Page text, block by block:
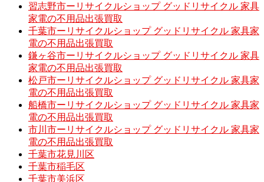
習志野市ーリサイクルショップ グッドリサイクル 家具
家電の不用品出張買取
千葉市ーリサイクルショップ グッドリサイクル 家具家
電の不用品出張買取
鎌ヶ谷市ーリサイクルショップ グッドリサイクル 家具
家電の不用品出張買取
松戸市ーリサイクルショップ グッドリサイクル 家具家
電の不用品出張買取
船橋市ーリサイクルショップ グッドリサイクル 家具家
電の不用品出張買取
市川市ーリサイクルショップ グッドリサイクル 家具家
電の不用品出張買取
千葉市花見川区
千葉市稲毛区
千葉市美浜区